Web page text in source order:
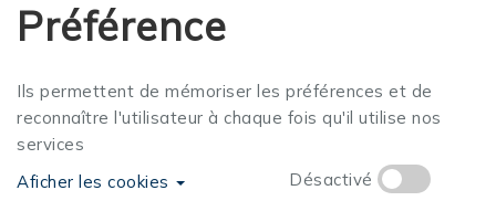
Préférence
Ils permettent de mémoriser les préférences et de
reconnaître l'utilisateur à chaque fois qu'il utilise nos
services
Aficher les cookies
Désactivé